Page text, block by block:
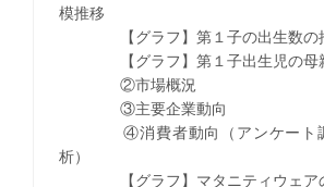
模推移
【グラフ】第１子の出生数の
【グラフ】第１子出生児の母親
②市場概況
③主要企業動向
④消費者動向（アンケート調
析）
【グラフ】マタニティウェア